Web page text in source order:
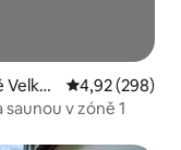
Velký
Průměrné
4,92 (298)
v zóně 1